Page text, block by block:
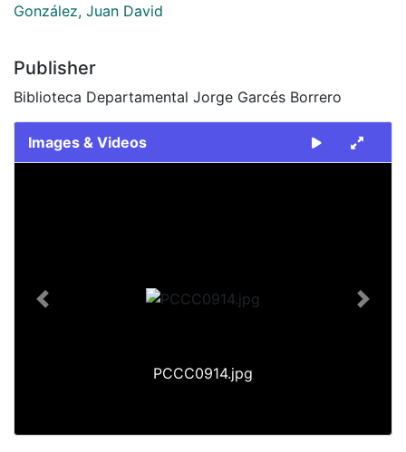
González, Juan David
Publisher
Biblioteca Departamental Jorge Garcés Borrero
Images & Videos
PCCC0914.jpg
Previous Next